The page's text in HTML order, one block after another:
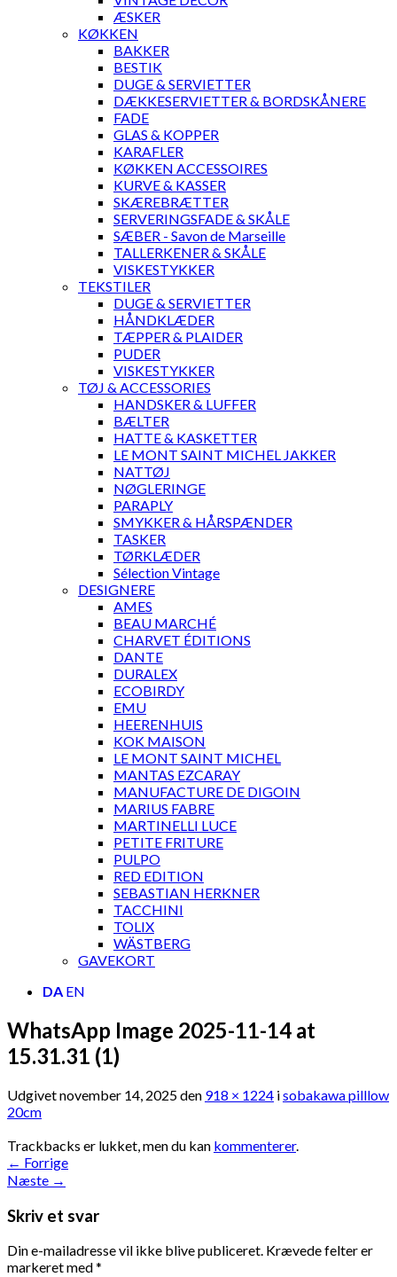
ÆSKER
KØKKEN
BAKKER
BESTIK
DUGE & SERVIETTER
DÆKKESERVIETTER & BORDSKÅNERE
FADE
GLAS & KOPPER
KARAFLER
KØKKEN ACCESSOIRES
KURVE & KASSER
SKÆREBRÆTTER
SERVERINGSFADE & SKÅLE
SÆBER - Savon de Marseille
TALLERKENER & SKÅLE
VISKESTYKKER
TEKSTILER
DUGE & SERVIETTER
HÅNDKLÆDER
TÆPPER & PLAIDER
PUDER
VISKESTYKKER
TØJ & ACCESSORIES
HANDSKER & LUFFER
BÆLTER
HATTE & KASKETTER
LE MONT SAINT MICHEL JAKKER
NATTØJ
NØGLERINGE
PARAPLY
SMYKKER & HÅRSPÆNDER
TASKER
TØRKLÆDER
Sélection Vintage
DESIGNERE
AMES
BEAU MARCHÉ
CHARVET ÉDITIONS
DANTE
DURALEX
ECOBIRDY
EMU
HEERENHUIS
KOK MAISON
LE MONT SAINT MICHEL
MANTAS EZCARAY
MANUFACTURE DE DIGOIN
MARIUS FABRE
MARTINELLI LUCE
PETITE FRITURE
PULPO
RED EDITION
SEBASTIAN HERKNER
TACCHINI
TOLIX
WÄSTBERG
GAVEKORT
DA EN
WhatsApp Image 2025-11-14 at
15.31.31 (1)
Udgivetnovember 14, 2025den 918 × 1224 isobakawa pilllow
20cm
Trackbacks er lukket, men du kan kommenterer.
← Forrige
Næste →
Skriv et svar
Din e-mailadresse vil ikke blive publiceret. Krævede felter er
markeret med*